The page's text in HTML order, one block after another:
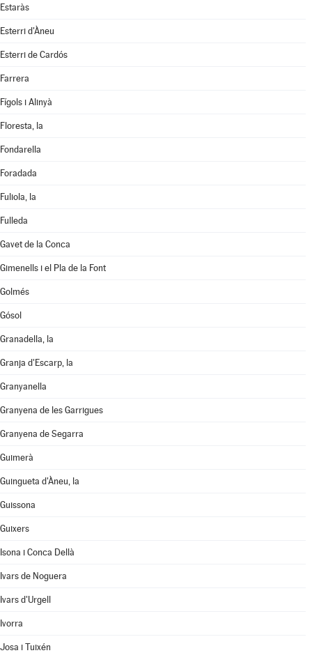
Estaràs
Esterri d'Àneu
Esterri de Cardós
Farrera
Fígols i Alinyà
Floresta, la
Fondarella
Foradada
Fuliola, la
Fulleda
Gavet de la Conca
Gimenells i el Pla de la Font
Golmés
Gósol
Granadella, la
Granja d'Escarp, la
Granyanella
Granyena de les Garrigues
Granyena de Segarra
Guimerà
Guingueta d'Àneu, la
Guissona
Guixers
Isona i Conca Dellà
Ivars de Noguera
Ivars d'Urgell
Ivorra
Josa i Tuixén